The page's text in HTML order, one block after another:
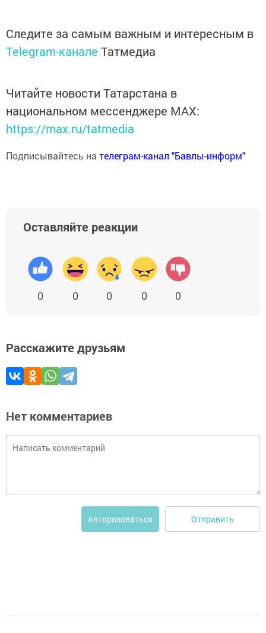
Следите за самым важным и интересным в
Telegram-канале Татмедиа
Читайте новости Татарстана в
национальном мессенджере MАХ:
https://max.ru/tatmedia
Подписывайтесь на телеграм-канал "Бавлы-информ"
Оставляйте реакции
0 0 0 0 0
Расскажите друзьям
Нет комментариев
Авторизоваться Отправить